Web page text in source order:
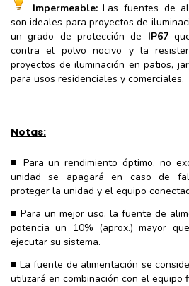
Impermeable:Las fuentes de
son ideales para proyectos de
un grado de protección de IP67
contra el polvo nocivo y la
proyectos de iluminación en patios,
para usos residenciales y comerciales.
Notas:
■ Para un rendimiento óptimo, no
unidad se apagará en caso de
proteger la unidad y el equipo
■ Para un mejor uso, la fuente de
potencia un 10% (aprox.) mayor
ejecutar su sistema.
■ La fuente de alimentación se
utilizará en combinación con el equipo